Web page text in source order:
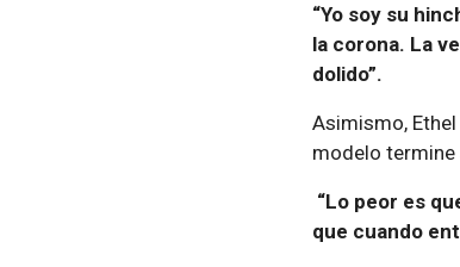
“Yo soy su
la corona. La
dolido”.
Asimismo,
modelo termine
“Lo peor es
que cuando